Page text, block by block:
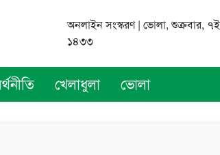
অনলাইন সংস্করণ | ভোলা, শুক্রবার,
১৪৩৩
খেলাধুলা ভোলা